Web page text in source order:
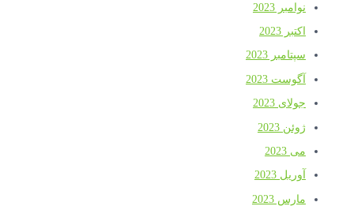
نوامبر 2023
اکتبر 2023
سپتامبر 2023
آگوست 2023
جولای 2023
ژوئن 2023
می 2023
آوریل 2023
مارس 2023